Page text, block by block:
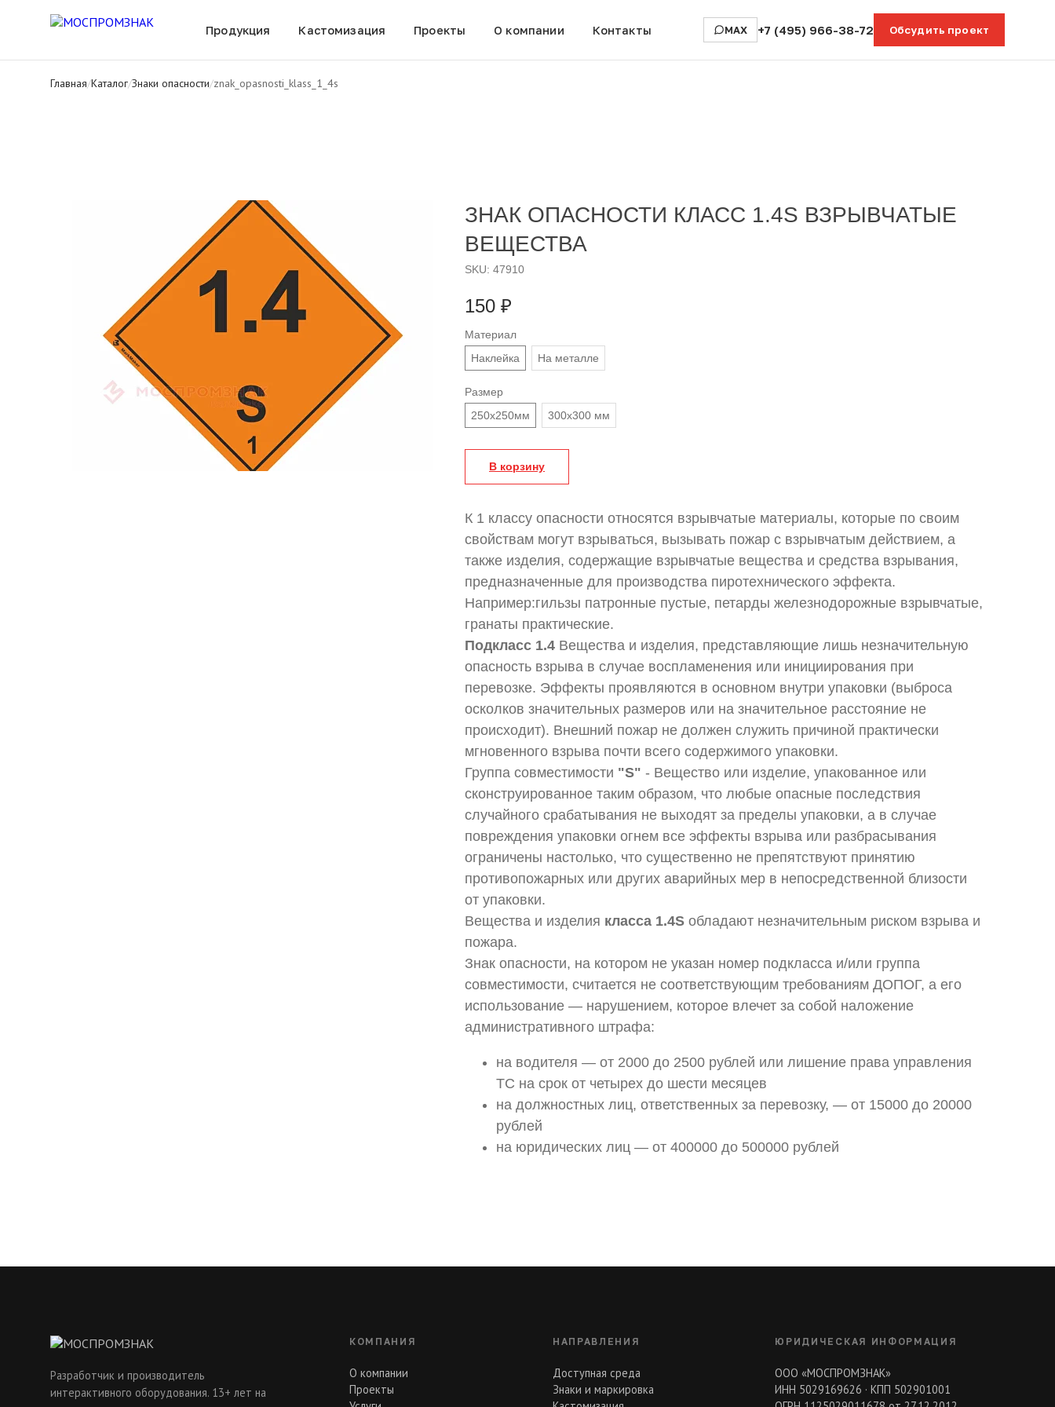
Продукция Кастомизация Проекты О компании Контакты MAX +7 (495) 966-38-72 Обсудить проект
Главная/Каталог/Знаки опасности/znak_opasnosti_klass_1_4s
Все товары
ЗНАК ОПАСНОСТИ КЛАСС 1.4S ВЗРЫВЧАТЫЕ
ВЕЩЕСТВА
SKU: 47910
150 ₽
Материал
Наклейка
На металле
Размер
250х250мм
300х300 мм
В корзину
К 1 классу опасности относятся взрывчатые материалы, которые по своим
свойствам могут взрываться, вызывать пожар с взрывчатым действием, а
также изделия, содержащие взрывчатые вещества и средства взрывания,
предназначенные для производства пиротехнического эффекта.
Например:гильзы патронные пустые, петарды железнодорожные взрывчатые,
гранаты практические.
Подкласс 1.4 Вещества и изделия, представляющие лишь незначительную
опасность взрыва в случае воспламенения или инициирования при
перевозке. Эффекты проявляются в основном внутри упаковки (выброса
осколков значительных размеров или на значительное расстояние не
происходит). Внешний пожар не должен служить причиной практически
мгновенного взрыва почти всего содержимого упаковки.
Группа совместимости "S" - Вещество или изделие, упакованное или
сконструированное таким образом, что любые опасные последствия
случайного срабатывания не выходят за пределы упаковки, а в случае
повреждения упаковки огнем все эффекты взрыва или разбрасывания
ограничены настолько, что существенно не препятствуют принятию
противопожарных или других аварийных мер в непосредственной близости
от упаковки.
Вещества и изделия класса 1.4S обладают незначительным риском взрыва и
пожара.
Знак опасности, на котором не указан номер подкласса и/или группа
совместимости, считается не соответствующим требованиям ДОПОГ, а его
использование — нарушением, которое влечет за собой наложение
административного штрафа:
на водителя — от 2000 до 2500 рублей или лишение права управления
ТС на срок от четырех до шести месяцев
на должностных лиц, ответственных за перевозку, — от 15000 до 20000
рублей
на юридических лиц — от 400000 до 500000 рублей
Разработчик и производитель
интерактивного оборудования. 13+ лет на
КОМПАНИЯ
О компании
Проекты
НАПРАВЛЕНИЯ
Доступная среда
Знаки и маркировка
ЮРИДИЧЕСКАЯ ИНФОРМАЦИЯ
ООО «МОСПРОМЗНАК»
ИНН 5029169626 · КПП 502901001